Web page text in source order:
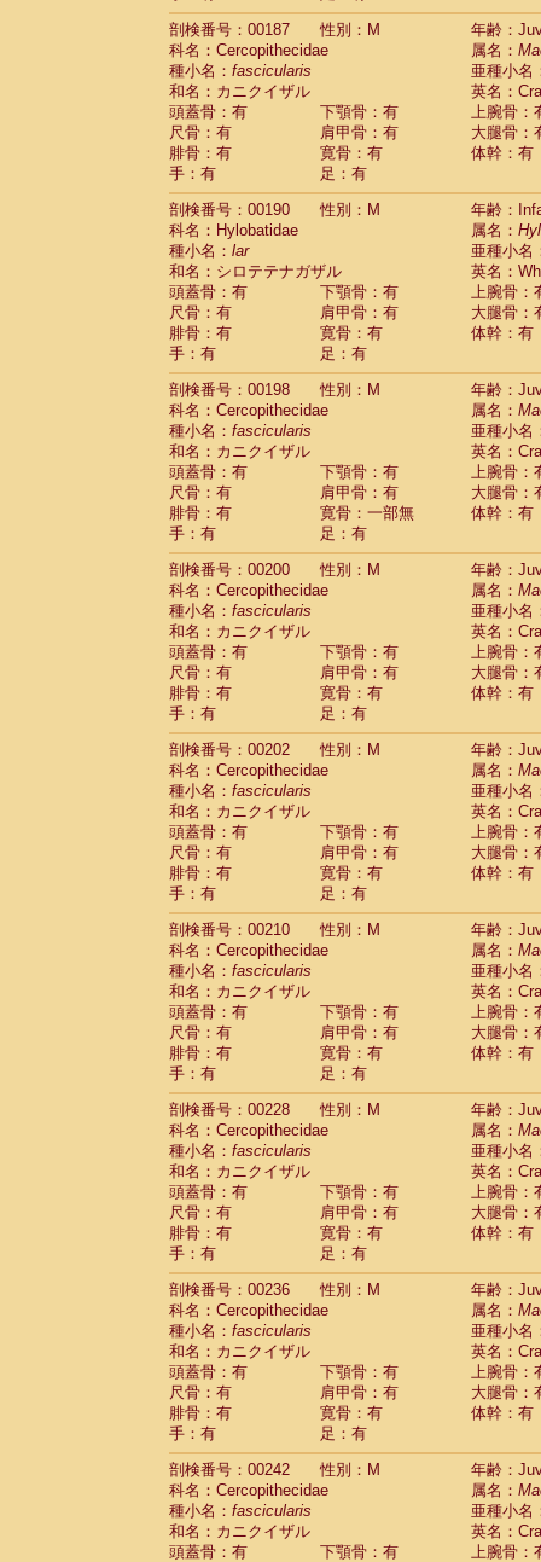
剖検番号：00187
性別：M
年齢：
科名：Cercopithecidae
属名：
種小名： fascicularis
亜種小名
和名：カニクイザル
英名：
頭蓋骨：有
下顎骨：有
上腕骨：
尺骨：有
肩甲骨：有
大腿骨：
腓骨：有
寛骨：有
体幹：有
手：有
足：有
剖検番号：00190
性別：M
年齢：
科名：Hylobatidae
属名：
種小名： lar
亜種小名
和名：シロテテナガザル
英名：
頭蓋骨：有
下顎骨：有
上腕骨：
尺骨：有
肩甲骨：有
大腿骨：
腓骨：有
寛骨：有
体幹：有
手：有
足：有
剖検番号：00198
性別：M
年齢：
科名：Cercopithecidae
属名：
種小名： fascicularis
亜種小名
和名：カニクイザル
英名：
頭蓋骨：有
下顎骨：有
上腕骨：
尺骨：有
肩甲骨：有
大腿骨：
腓骨：有
寛骨：一部無
体幹：有
手：有
足：有
剖検番号：00200
性別：M
年齢：
科名：Cercopithecidae
属名：
種小名： fascicularis
亜種小名
和名：カニクイザル
英名：
頭蓋骨：有
下顎骨：有
上腕骨：
尺骨：有
肩甲骨：有
大腿骨：
腓骨：有
寛骨：有
体幹：有
手：有
足：有
剖検番号：00202
性別：M
年齢：
科名：Cercopithecidae
属名：
種小名： fascicularis
亜種小名
和名：カニクイザル
英名：
頭蓋骨：有
下顎骨：有
上腕骨：
尺骨：有
肩甲骨：有
大腿骨：
腓骨：有
寛骨：有
体幹：有
手：有
足：有
剖検番号：00210
性別：M
年齢：
科名：Cercopithecidae
属名：
種小名： fascicularis
亜種小名
和名：カニクイザル
英名：
頭蓋骨：有
下顎骨：有
上腕骨：
尺骨：有
肩甲骨：有
大腿骨：
腓骨：有
寛骨：有
体幹：有
手：有
足：有
剖検番号：00228
性別：M
年齢：
科名：Cercopithecidae
属名：
種小名： fascicularis
亜種小名
和名：カニクイザル
英名：
頭蓋骨：有
下顎骨：有
上腕骨：
尺骨：有
肩甲骨：有
大腿骨：
腓骨：有
寛骨：有
体幹：有
手：有
足：有
剖検番号：00236
性別：M
年齢：
科名：Cercopithecidae
属名：
種小名： fascicularis
亜種小名
和名：カニクイザル
英名：
頭蓋骨：有
下顎骨：有
上腕骨：
尺骨：有
肩甲骨：有
大腿骨：
腓骨：有
寛骨：有
体幹：有
手：有
足：有
剖検番号：00242
性別：M
年齢：
科名：Cercopithecidae
属名：
種小名： fascicularis
亜種小名
和名：カニクイザル
英名：
頭蓋骨：有
下顎骨：有
上腕骨：